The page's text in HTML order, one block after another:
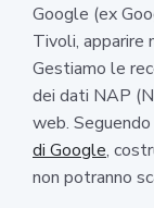
Google (ex
Tivoli, apparire
Gestiamo le
dei dati NAP
web.
di Google,
non potranno